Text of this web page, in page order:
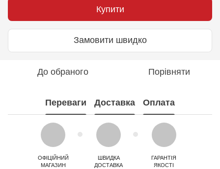
Купити
Замовити швидко
До обраного Порівняти
Переваги Доставка Оплата
ОФІЦІЙНИЙ
МАГАЗИН
ШВИДКА
ДОСТАВКА
ГАРАНТІЯ
ЯКОСТІ